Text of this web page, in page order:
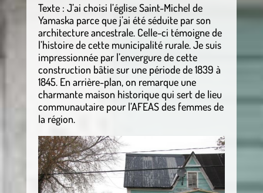
Texte : J’ai choisi l’église Saint-Michel de
Yamaska parce que j’ai été séduite par son
architecture ancestrale. Celle-ci témoigne de
l’histoire de cette municipalité rurale. Je suis
impressionnée par l’envergure de cette
construction bâtie sur une période de 1839 à
1845. En arrière-plan, on remarque une
charmante maison historique qui sert de lieu
communautaire pour l’AFEAS des femmes de
la région.